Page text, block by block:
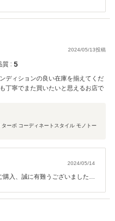
優しい雰囲気から私共の緊張も
何よりお車がお好きな様子が
だけましたこと、嬉しく思い
重ねて、さらにお客様に喜ん
と思います。改めてご購入、
した。
2024/05/13投稿
質 : 5
ディションの良い在庫を揃えてくだ
丁寧でまた買いたいと思えるお店で
ーボ コーディネートスタイル モノトー
2024/05/14
購入、誠に有難うございました。
評価やお褒めの言葉をいただ
様に喜んでいただけますよ